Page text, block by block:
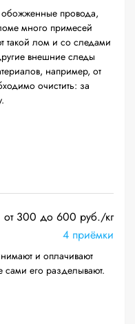
обожженные провода,
много примесей
такой лом и со следами
внешние следы
например, от
очистить: за
от 300 до 600 руб./кг
4 приёмки
и оплачивают
сами его разделывают.